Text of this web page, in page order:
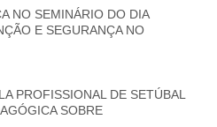
NO SEMINÁRIO DO DIA
E SEGURANÇA NO
PROFISSIONAL DE SETÚBAL
SOBRE